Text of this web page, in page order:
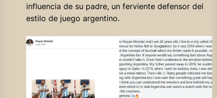
influencia de su padre, un ferviente defensor del
estilo de juego argentino.